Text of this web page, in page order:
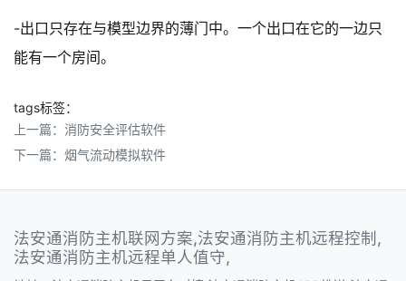
-出口只存在与模型边界的薄门中。一个出口在它的一边只
能有一个房间。
tags标签：
上一篇： 消防安全评估软件
下一篇： 烟气流动模拟软件
法安通消防主机联网方案,法安通消防主机远程控制,
法安通消防主机远程单人值守,